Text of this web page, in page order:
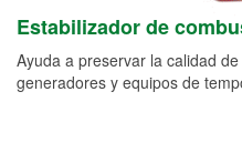
Estabilizador de
Ayuda a preservar la calidad
generadores y equipos de